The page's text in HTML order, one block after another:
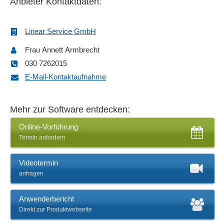
Datenhaltung
Datenimport
Datenmigration
Datenschutzmanagement
Datumsvermerke
Dialogerfassungsmaske
Dokumentation
Dozentenverwaltung
Druckfunktion
DSGVO-konform
E-Mail-Anhänge
E-Mail-Benachrichtigung
Linear Service GmbH
Frau Annett Armbrecht
030 7262015
E-Mail-Kontaktaufnahme
Mehr zur Software entdecken:
Online-Vorführung
Termin anfordern
Videotermin
anfragen
Anwenderbericht
Direkt zur Produktwebseite